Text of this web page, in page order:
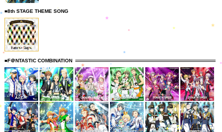
■8th STAGE THEME SONG
■F＠NTASTIC COMBINATION